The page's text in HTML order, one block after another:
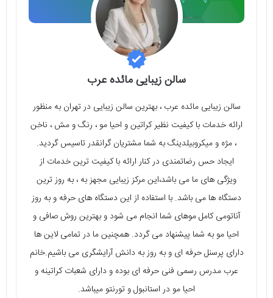
سالن زیبایی مائده عرب
سالن زیبایی مائده عرب ، بهترین سالن زیبایی در تهران به منظور
ارائه خدمات با کیفیت نظیر کراتین و احیا مو ، رنگ و مش ، ناخن
، مژه و میکروبیلدینگ به شما مشتریان گرانقدر تاسیس گردید.
ایجاد حس رضاتمندی در کنار ارائه با کیفیت ترین خدمات از
ویژگی های ما می باشد،این مرکز زیبایی مجهز به ، به روز ترین
دستگاه ها می باشد. با استفاده از این دستگاه های حرفه و به روز
آناتومی کامل موهای شما انجام می شود و بهترین روش صافی و
احیا مو به شما پیشنهاد می گردد. همچنین ما در تمامی لاین ها
دارای پرسنل حرفه ای و به روز به دانش آرایشگری می باشیم.خانم
عرب مدرس رسمی فنی حرفه ای بوده و دارای شعبات کراتینه و
احیا مو در استانبول و تورنتو میباشد.